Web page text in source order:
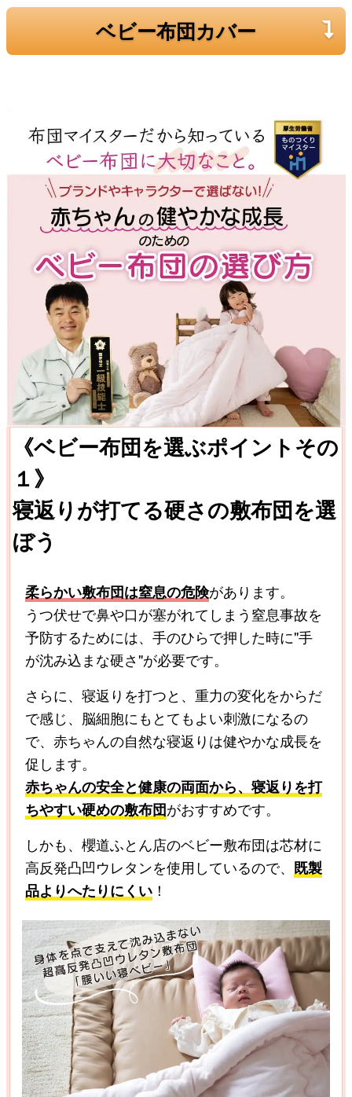
ベビー布団カバー
《ベビー布団を選ぶポイントその
１》
寝返りが打てる硬さの敷布団を選
ぼう
柔らかい敷布団は窒息の危険があります。
うつ伏せで鼻や口が塞がれてしまう窒息事故を
予防するためには、手のひらで押した時に"手
が沈み込まな硬さ"が必要です。
さらに、寝返りを打つと、重力の変化をからだ
で感じ、脳細胞にもとてもよい刺激になるの
で、赤ちゃんの自然な寝返りは健やかな成長を
促します。
赤ちゃんの安全と健康の両面から、寝返りを打
ちやすい硬めの敷布団がおすすめです。
しかも、櫻道ふとん店のベビー敷布団は芯材に
高反発凸凹ウレタンを使用しているので、 既製
品よりへたりにくい ！